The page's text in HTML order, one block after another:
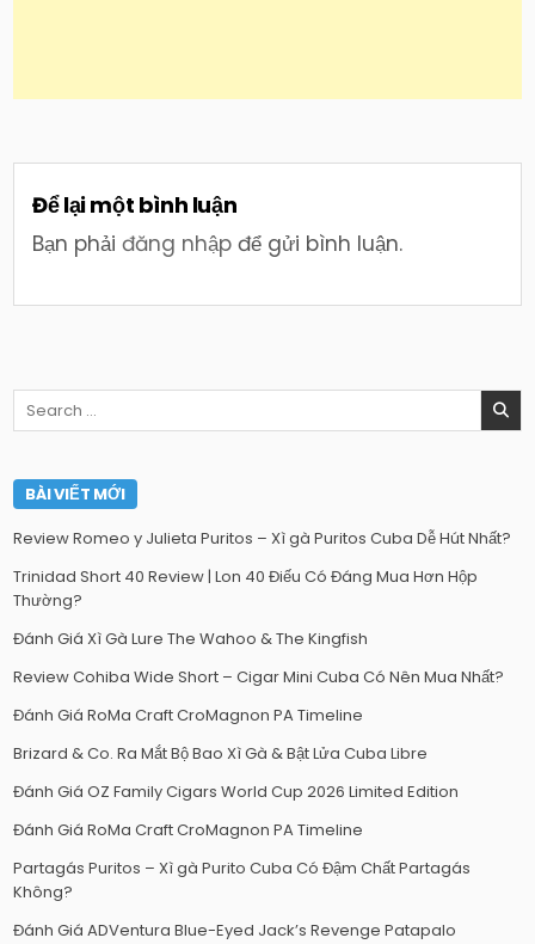
Để lại một bình luận
Bạn phảiđăng nhập để gửi bình luận.
Search
for:
BÀI VIẾT MỚI
Review Romeo y Julieta Puritos – Xì gà Puritos Cuba Dễ Hút Nhất?
Trinidad Short 40 Review | Lon 40 Điếu Có Đáng Mua Hơn Hộp
Thường?
Đánh Giá Xì Gà Lure The Wahoo & The Kingfish
Review Cohiba Wide Short – Cigar Mini Cuba Có Nên Mua Nhất?
Đánh Giá RoMa Craft CroMagnon PA Timeline
Brizard & Co. Ra Mắt Bộ Bao Xì Gà & Bật Lửa Cuba Libre
Đánh Giá OZ Family Cigars World Cup 2026 Limited Edition
Đánh Giá RoMa Craft CroMagnon PA Timeline
Partagás Puritos – Xì gà Purito Cuba Có Đậm Chất Partagás
Không?
Đánh Giá ADVentura Blue-Eyed Jack’s Revenge Patapalo